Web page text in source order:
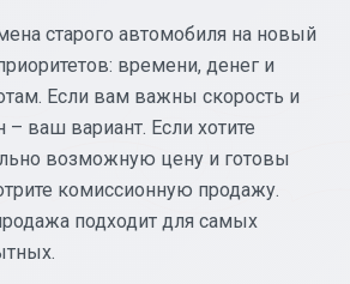
старого автомобиля на новый
времени, денег и
Если вам важны скорость и
– ваш вариант. Если хотите
возможную цену и готовы
комиссионную продажу.
подходит для самых